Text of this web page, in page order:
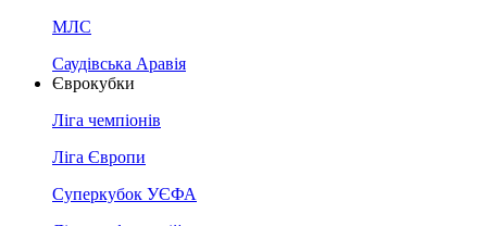
МЛС
Саудівська Аравія
Єврокубки
Ліга чемпіонів
Ліга Європи
Суперкубок УЄФА